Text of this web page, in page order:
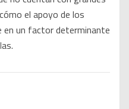
el apoyo de los
en un factor determinante